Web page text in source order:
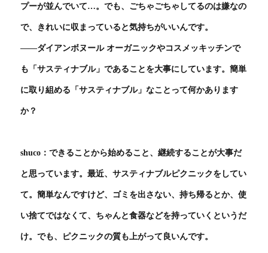
プーが並んでいて…。でも、ごちゃごちゃしてるのは嫌なの
で、きれいに収まっていると気持ちがいいんです。
――ダイアンボヌール オーガニックやコスメッキッチンで
も「サスティナブル」であることを大事にしています。簡単
に取り組める「サスティナブル」なことって何かあります
か？
shuco：できることから始めること、継続することが大事だ
と思っています。最近、サスティナブルピクニックをしてい
て。簡単なんですけど、ゴミを出さない、持ち帰るとか、使
い捨てではなくて、ちゃんと食器などを持っていくというだ
け。でも、ピクニックの質も上がって良いんです。